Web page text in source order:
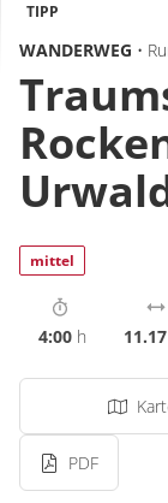
TIPP
WANDERWEG •
mittel
4:00 h 11.17
PDF